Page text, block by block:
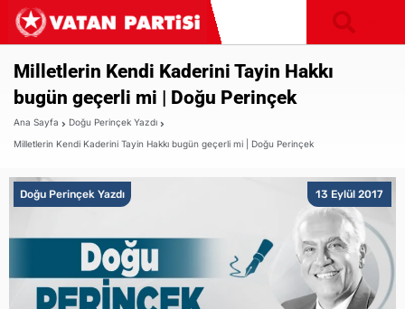
Milletlerin Kendi Kaderini Tayin Hakkı
bugün geçerli mi | Doğu Perinçek
Ana Sayfa
Doğu Perinçek Yazdı
Milletlerin Kendi Kaderini Tayin Hakkı bugün geçerli mi | Doğu Perinçek
13 Eylül 2017
Doğu Perinçek Yazdı